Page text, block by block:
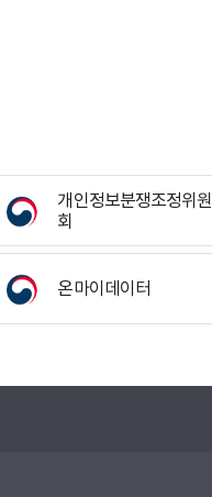
개인정보분쟁조정위원
회
온마이데이터